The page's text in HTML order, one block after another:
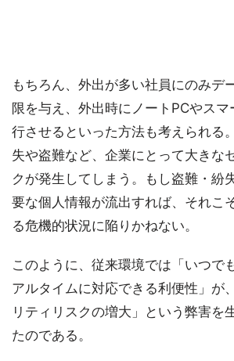
もちろん、外出が多い社員にのみデ
限を与え、外出時にノートPCやス
行させるといった方法も考えられる
失や盗難など、企業にとって大きな
クが発生してしまう。もし盗難・紛
要な個人情報が流出すれば、それこ
る危機的状況に陥りかねない。
このように、従来環境では「いつで
アルタイムに対応できる利便性」が
リティリスクの増大」という弊害を
たのである。